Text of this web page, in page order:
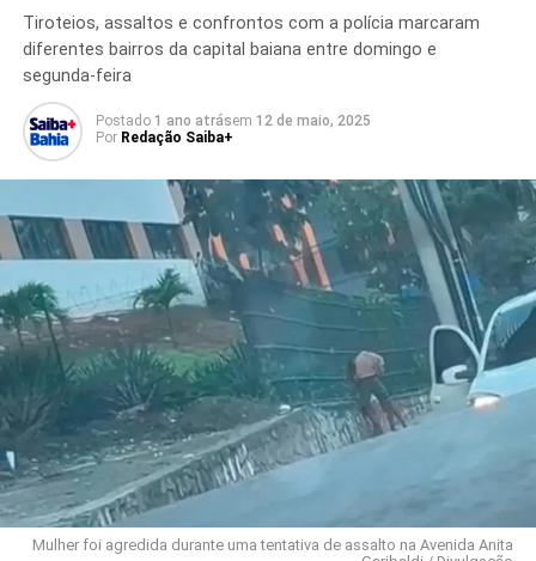
Tiroteios, assaltos e confrontos com a polícia marcaram
diferentes bairros da capital baiana entre domingo e
segunda-feira
Postado 1 ano atrásem 12 de maio, 2025
Por Redação Saiba+
Mulher foi agredida durante uma tentativa de assalto na Avenida Anita